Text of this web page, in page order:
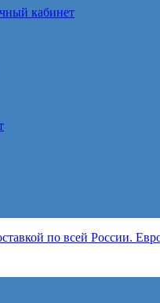
кабинет